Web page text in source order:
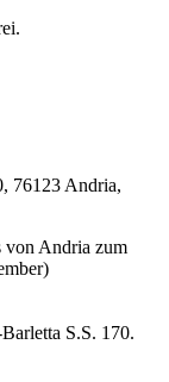
76123 Andria,
von Andria zum
S.S. 170.